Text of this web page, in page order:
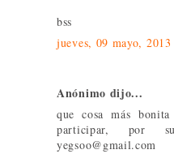
bss
jueves, 09 mayo, 2013
Anónimo dijo...
que cosa más
participar, por
yegsoo@gmail.com